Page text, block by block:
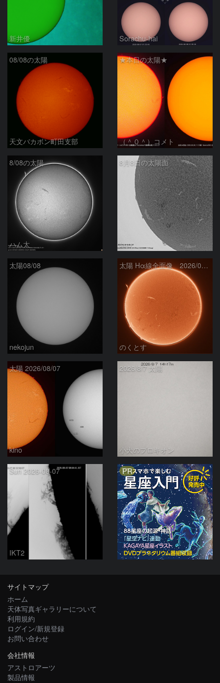
新井優 Sorachu-hai
08/08の太陽
天文バカボン町田支部
★本日の太陽★
（＾０＾）コメト
8/08の太陽
ハム太
8月8日の太陽面
ta-o
太陽08/08
nekojun
太陽 Hα線全面像 2026/08/08
のくとす
太陽 2026/08/07
kino
2026/8/7 太陽
小犬のプロキオン
Sun 2026-08-07
IKT2
PR
サイトマップ
ホーム
天体写真ギャラリーについて
利用規約
ログイン/新規登録
お問い合わせ
会社情報
アストロアーツ
製品情報